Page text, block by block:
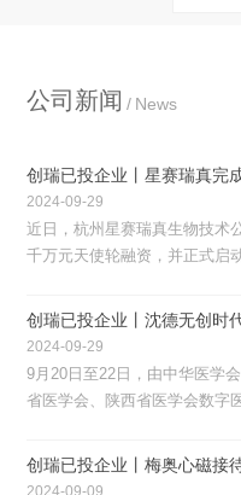
公司新闻 News
创瑞已投企业丨星赛瑞真完
2024-09-29
近日，杭州星赛瑞真生物技术
千万元天使轮融资，并正式启
创瑞已投企业丨沈德无创时
2024-09-29
9月20日至22日，由中华医学
省医学会、陕西省医学会数字
创瑞已投企业丨梅奥心磁接